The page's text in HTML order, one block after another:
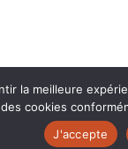
la meilleure
cookies
J'accepte